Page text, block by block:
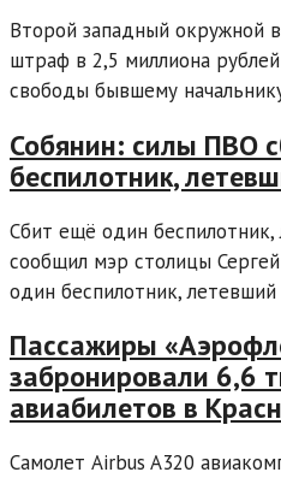
Второй западный окружной
штраф в 2,5 миллиона
свободы бывшему
Собянин: силы ПВО
беспилотник,
Сбит ещё один
сообщил мэр столицы
один беспилотник,
Пассажиры
забронировали 6,6
авиабилетов в
Самолет Airbus A320